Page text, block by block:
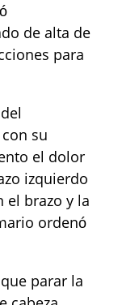
de alta de
para
su
el dolor
izquierdo
el brazo y la
ordenó
parar la